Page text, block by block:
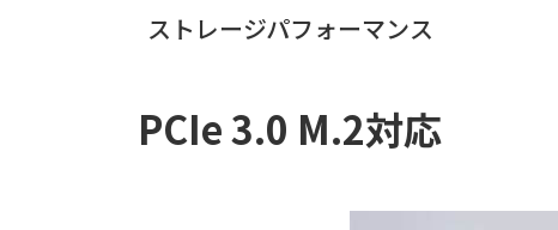
ストレージパフォーマンス
PCIe 3.0 M.2対応